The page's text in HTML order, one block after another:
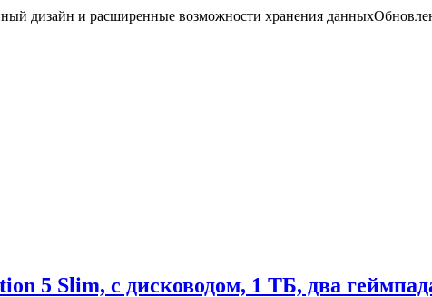
дизайн и расширенные возможности хранения
5 Slim, с дисководом, 1 ТБ, два